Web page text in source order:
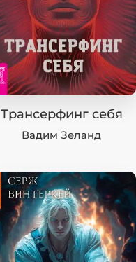
Трансерфинг себя
Вадим Зеланд